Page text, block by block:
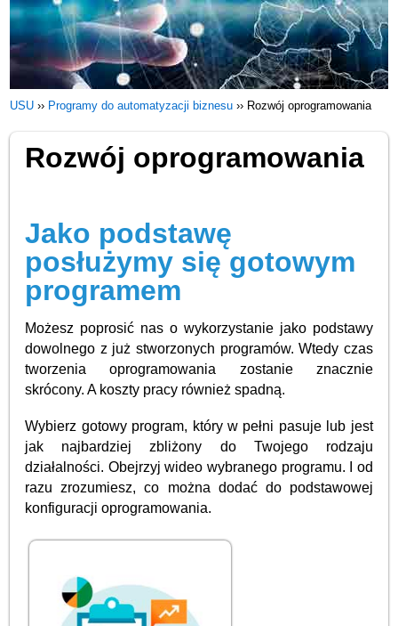
USU ›› Programy do automatyzacji biznesu ›› Rozwój oprogramowania
Rozwój oprogramowania
Jako podstawę
posłużymy się gotowym
programem
Możesz poprosić nas o wykorzystanie jako podstawy
dowolnego z już stworzonych programów. Wtedy czas
tworzenia oprogramowania zostanie znacznie
skrócony. A koszty pracy również spadną.
Wybierz gotowy program, który w pełni pasuje lub jest
jak najbardziej zbliżony do Twojego rodzaju
działalności. Obejrzyj wideo wybranego programu. I od
razu zrozumiesz, co można dodać do podstawowej
konfiguracji oprogramowania.